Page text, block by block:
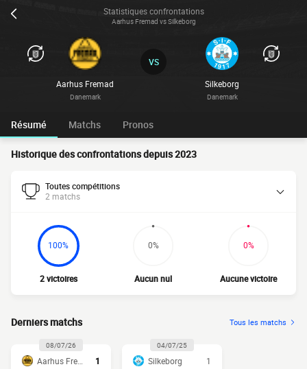
Statistiques confrontations
Aarhus Fremad vs Silkeborg
Aarhus Fremad
Danemark
Silkeborg
Danemark
VS
Résumé Matchs Pronos
Historique des confrontations depuis 2023
Toutes compétitions
2 matchs
100%
2 victoires
0%
Aucun nul
0%
Aucune victoire
Derniers matchs Tous les matchs
08/07/26
1
04/07/25
Silkeborg
1